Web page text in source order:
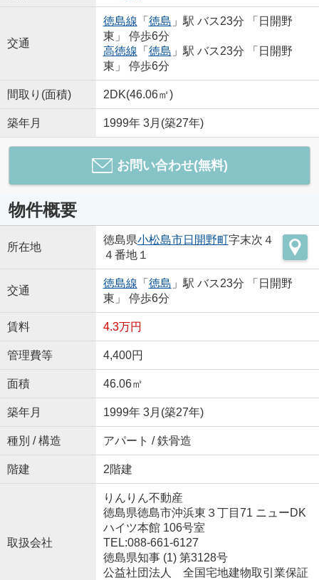
交通
徳島線 「 徳島 」駅 バス23分 「日開野
東」 停歩6分
高徳線 「 徳島 」駅 バス23分 「日開野
東」 停歩6分
間取り(面積) 2DK(46.06㎡)
築年月 1999年 3月(築27年)
お問い合わせ(無料)
物件概要
所在地
徳島県小松島市日開野町字末次４
４番地１
交通
徳島線 「 徳島 」駅 バス23分 「日開野
東」 停歩6分
賃料 4.3万円
管理費等 4,400円
面積 46.06㎡
築年月 1999年 3月(築27年)
種別 / 構造 アパート / 鉄骨造
階建 2階建
取扱会社
りんりん不動産
徳島県徳島市沖浜東３丁目71 ニューDK
ハイツ本館 106号室
TEL:088-661-6127
徳島県知事 (1) 第3128号
公益社団法人 全国宅地建物取引業保証